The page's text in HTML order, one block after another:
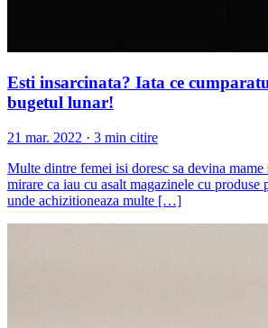
Esti insarcinata? Iata ce
bugetul lunar!
21 mar. 2022 · 3 min citire
Multe dintre femei isi doresc sa devina mame
mirare ca iau cu asalt magazinele cu produse
unde achizitioneaza multe […]